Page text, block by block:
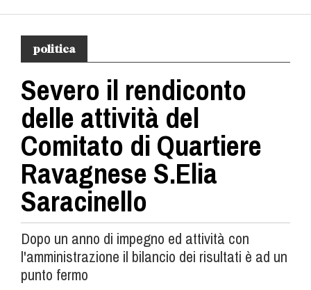
politica
Severo il rendiconto
delle attività del
Comitato di Quartiere
Ravagnese S.Elia
Saracinello
Dopo un anno di impegno ed attività con
l'amministrazione il bilancio dei risultati è ad un
punto fermo